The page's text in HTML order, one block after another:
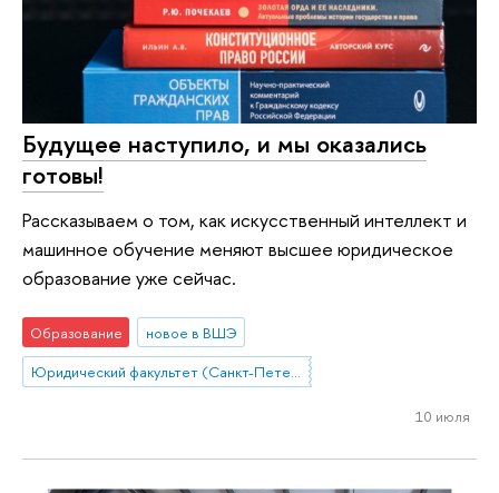
Будущее наступило, и мы оказались
готовы!
Рассказываем о том, как искусственный интеллект и
машинное обучение меняют высшее юридическое
образование уже сейчас.
Образование
новое в ВШЭ
Юридический факультет (Санкт-Петербург)
10 июля